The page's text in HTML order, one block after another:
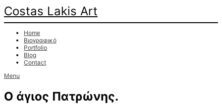
Costas Lakis Art
Home
Βιογραφικό
Portfolio
Blog
Contact
Menu
Ο άγιος Πατρώνης.